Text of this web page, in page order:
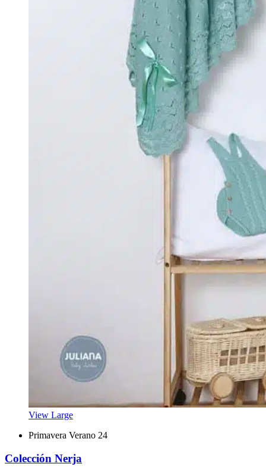
View Large
Primavera Verano 24
Colección Nerja